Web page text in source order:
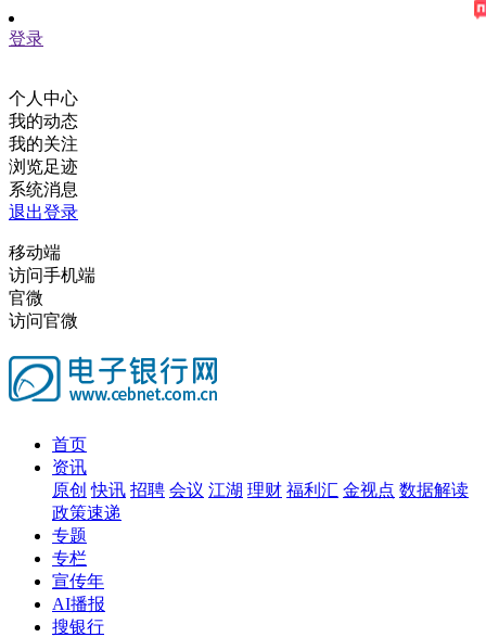
登录
个人中心
我的动态
我的关注
浏览足迹
系统消息
退出登录
移动端
访问手机端
官微
访问官微
首页
资讯
原创 快讯 招聘 会议 江湖 理财 福利汇 金视点 数据解读
政策速递
专题
专栏
宣传年
AI播报
搜银行